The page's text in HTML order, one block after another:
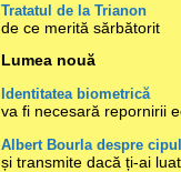
Tratatul de la Trianon
de ce merită sărbătorit
Lumea nouă
Identitatea biometrică
va fi necesară repornirii
Albert Bourla despre
și transmite dacă ți-ai